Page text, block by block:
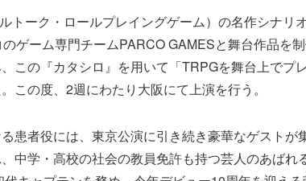
トーク・ロールプレイングゲーム）の名作シナリ
ゲーム専門チームPARCO GAMESと舞台作品を
この『カタシロ』を用いて「TRPGを舞台上でプ
この度、2週にわたり大阪にて上演を行う。
患者役には、東京公演に引き続き豪華なゲストが
中学・高校の社会の教員免許も持つ芸人のあばれ